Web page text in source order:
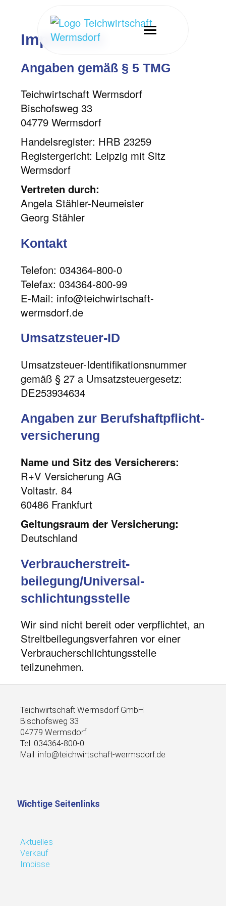
Impressum
Angaben gemäß § 5 TMG
Teichwirtschaft Wermsdorf
Bischofsweg 33
04779 Wermsdorf
Handelsregister: HRB 23259
Registergericht: Leipzig mit Sitz
Wermsdorf
Vertreten durch:
Angela Stähler-Neumeister
Georg Stähler
Kontakt
Telefon: 034364-800-0
Telefax: 034364-800-99
E-Mail: info@teichwirtschaft-
wermsdorf.de
Umsatzsteuer-ID
Umsatzsteuer-Identifikationsnummer
gemäß § 27 a Umsatzsteuergesetz:
DE253934634
Angaben zur Berufs­haftpflicht­
versicherung
Name und Sitz des Versicherers:
R+V Versicherung AG
Voltastr. 84
60486 Frankfurt
Geltungsraum der Versicherung:
Deutschland
Verbraucher­streit­
beilegung/Universal­
schlichtungs­stelle
Wir sind nicht bereit oder verpflichtet, an
Streitbeilegungsverfahren vor einer
Verbraucherschlichtungsstelle
teilzunehmen.
Teichwirtschaft Wermsdorf GmbH
Bischofsweg 33
04779 Wermsdorf
Tel. 034364-800-0
Mail: info@teichwirtschaft-wermsdorf.de
Wichtige Seitenlinks
Aktuelles
Verkauf
Imbisse